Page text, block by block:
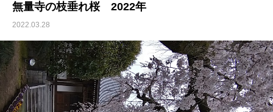
無量寺の枝垂れ桜 2022年
2022.03.28